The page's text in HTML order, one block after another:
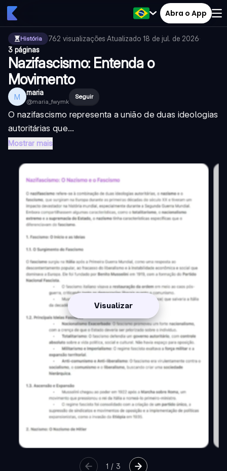
Abra o App
História 762 visualizações·Atualizado 18 de jul. de 2026·
3 páginas
Nazifascismo: Entenda o
Movimento
M maria
@maria_fwymk
Seguir
O nazifascismo representa a união de duas ideologias
autoritárias que...
Mostrar mais
Visualizar
1 / 3